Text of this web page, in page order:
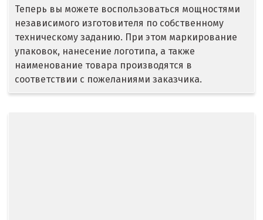
Снежинск
Сочи
Ставрополь
Теперь вы можете воспользоваться мощностями
независимого изготовителя по собственному
техническому заданию. При этом маркирование
упаковок, нанесение логотипа, а также
наименование товара производятся в
соответствии с пожеланиями заказчика.